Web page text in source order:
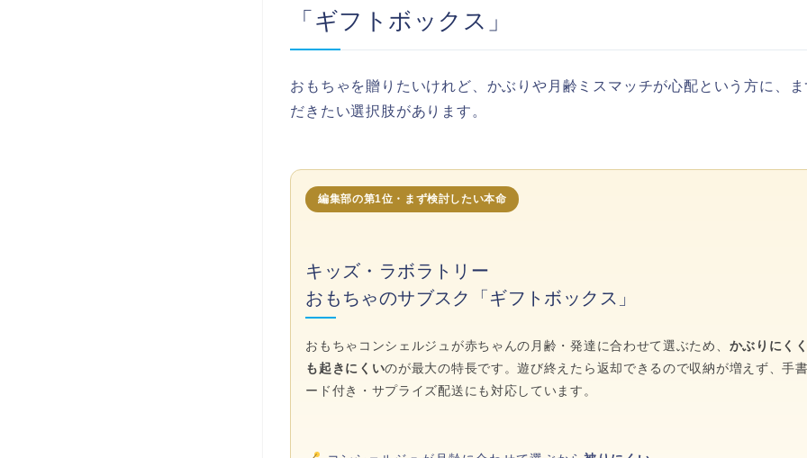
「ギフトボックス」
おもちゃを贈りたいけれど、かぶりや月齢ミスマッチが心配という方に、
だきたい選択肢があります。
編集部の第1位・まず検討したい本命
キッズ・ラボラトリー
おもちゃのサブスク「ギフトボックス」
おもちゃコンシェルジュが赤ちゃんの月齢・発達に合わせて選ぶため、 かぶりにく
も起きにくいのが最大の特長です。遊び終えたら返却できるので収納が増えず、手
ード付き・サプライズ配送にも対応しています。